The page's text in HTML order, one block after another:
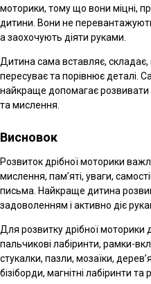
моторики, тому що вони міцні,
дитини. Вони не
а заохочують діяти руками.
Дитина сама вставляє,
пересуває та порівнює деталі.
найкраще допомагає розвивати
та мислення.
Висновок
Розвиток дрібної моторики
мислення, пам’яті, уваги,
письма. Найкраще дитина
задоволенням і активно діє
Для розвитку дрібної моторики
пальчикові лабіринти, рамки-
стукалки, пазли, мозаїки,
бізіборди, магнітні лабіринти та